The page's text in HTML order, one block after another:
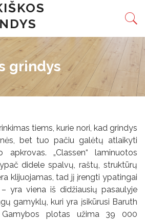
grindys
tiems, kurie nori, kad grindys
bet tuo pačiu galėtų atlaikyti
apkrovas. „Classen“ laminuotos
didele spalvų, raštų, struktūrų
klijuojamas, tad jį įrengti ypatingai
– yra viena iš didžiausių pasaulyje
gamyklų, kuri yra įsikūrusi Baruth
Gamybos plotas užima 39 000